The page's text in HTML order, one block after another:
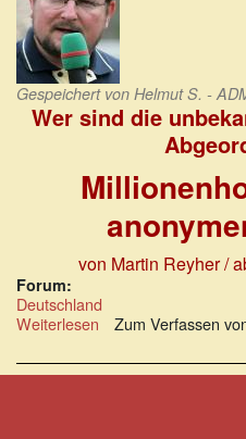
Gespeichert von Helmut S. -
Wer sind die
von Martin Reyher /
Forum:
Deutschland
Weiterlesen über
sind
die
Zum Verfassen